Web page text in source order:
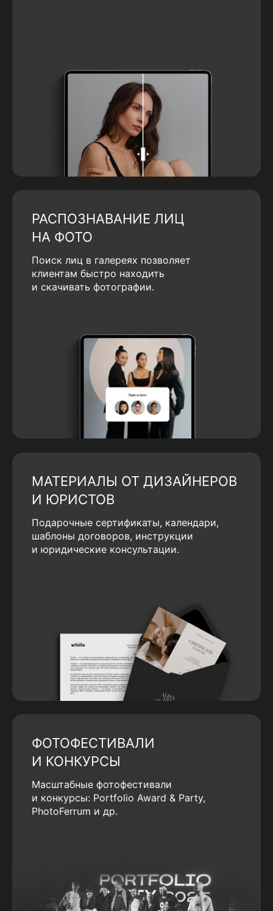
РАСПОЗНАВАНИЕ ЛИЦ
НА ФОТО
Поиск лиц в галереях позволяет
клиентам быстро находить
и скачивать фотографии.
МАТЕРИАЛЫ ОТ ДИЗАЙНЕРОВ
И ЮРИСТОВ
Подарочные сертификаты, календари,
шаблоны договоров, инструкции
и юридические консультации.
ФОТОФЕСТИВАЛИ
И КОНКУРСЫ
Масштабные фотофестивали
и конкурсы: Portfolio Award & Party,
PhotoFerrum и др.